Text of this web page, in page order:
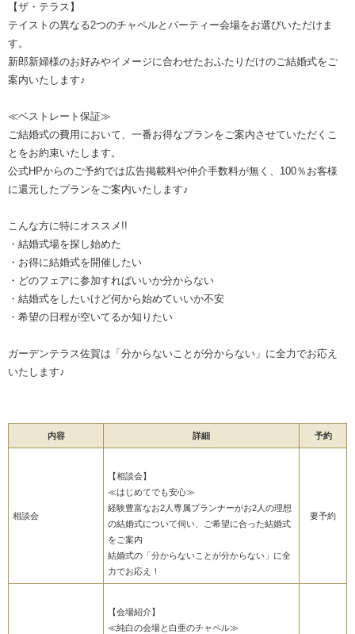
【ザ・テラス】
テイストの異なる2つのチャペルとパーティー会場をお選びいただけま
す。
新郎新婦様のお好みやイメージに合わせたおふたりだけのご結婚式をご
案内いたします♪
≪ベストレート保証≫
ご結婚式の費用において、一番お得なプランをご案内させていただくこ
とをお約束いたします。
公式HPからのご予約では広告掲載料や仲介手数料が無く、100％お客様
に還元したプランをご案内いたします♪
こんな方に特にオススメ!!
・結婚式場を探し始めた
・お得に結婚式を開催したい
・どのフェアに参加すればいいか分からない
・結婚式をしたいけど何から始めていいか不安
・希望の日程が空いてるか知りたい
ガーデンテラス佐賀は「分からないことが分からない」に全力でお応え
いたします♪
内容 詳細 予約
相談会
【相談会】
≪はじめてでも安心≫
経験豊富なお2人専属プランナーがお2人の理想
の結婚式について伺い、ご希望に合った結婚式
をご案内
結婚式の「分からないことが分からない」に全
力でお応え！
要予約
【会場紹介】
≪純白の会場と白亜のチャペル≫